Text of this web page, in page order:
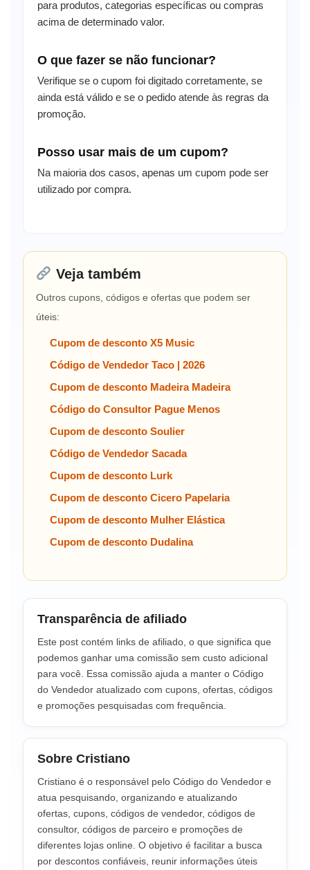
para produtos, categorias específicas ou compras
acima de determinado valor.
O que fazer se não funcionar?
Verifique se o cupom foi digitado corretamente, se
ainda está válido e se o pedido atende às regras da
promoção.
Posso usar mais de um cupom?
Na maioria dos casos, apenas um cupom pode ser
utilizado por compra.
Veja também
Outros cupons, códigos e ofertas que podem ser
úteis:
Cupom de desconto X5 Music
Código de Vendedor Taco | 2026
Cupom de desconto Madeira Madeira
Código do Consultor Pague Menos
Cupom de desconto Soulier
Código de Vendedor Sacada
Cupom de desconto Lurk
Cupom de desconto Cicero Papelaria
Cupom de desconto Mulher Elástica
Cupom de desconto Dudalina
Transparência de afiliado
Este post contém links de afiliado, o que significa que
podemos ganhar uma comissão sem custo adicional
para você. Essa comissão ajuda a manter o Código
do Vendedor atualizado com cupons, ofertas, códigos
e promoções pesquisadas com frequência.
Sobre Cristiano
Cristiano é o responsável pelo Código do Vendedor e
atua pesquisando, organizando e atualizando
ofertas, cupons, códigos de vendedor, códigos de
consultor, códigos de parceiro e promoções de
diferentes lojas online. O objetivo é facilitar a busca
por descontos confiáveis, reunir informações úteis